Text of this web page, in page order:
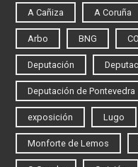
A Cañiza A Coruña
Arbo BNG
Deputación
Deputación de Pontevedra
exposición Lugo
Monforte de Lemos